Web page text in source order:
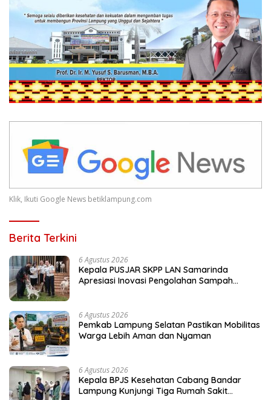
Klik, Ikuti Google News betiklampung.com
Berita Terkini
6 Agustus 2026
Kepala PUSJAR SKPP LAN Samarinda
Apresiasi Inovasi Pengolahan Sampah
6 Agustus 2026
Pemkab Lampung Selatan Pastikan Mobilitas
Warga Lebih Aman dan Nyaman
6 Agustus 2026
Kepala BPJS Kesehatan Cabang Bandar
Lampung Kunjungi Tiga Rumah Sakit